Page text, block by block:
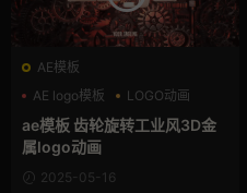
AE模板
AE logo模板
LOGO动画
三维
ae模板 齿轮旋转工业风3D金
属logo动画
2025-05-16